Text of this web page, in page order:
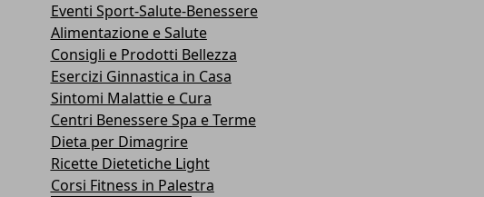
Eventi Sport-Salute-Benessere
Alimentazione e Salute
Consigli e Prodotti Bellezza
Esercizi Ginnastica in Casa
Sintomi Malattie e Cura
Centri Benessere Spa e Terme
Dieta per Dimagrire
Ricette Dietetiche Light
Corsi Fitness in Palestra